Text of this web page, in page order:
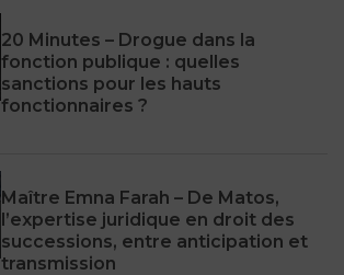
20 Minutes – Drogue dans la
fonction publique : quelles
sanctions pour les hauts
fonctionnaires ?
Maître Emna Farah – De Matos,
l’expertise juridique en droit des
successions, entre anticipation et
transmission